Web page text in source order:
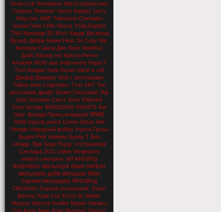
Искусств Интервью http://vsplanet.net/
Серена Shimmer Хаски Харрис Larry
King Live AWF Television Champion
Билли Ганн CNN Nexus Уэйд Баррет
TNA Команда 3D Мэтт Харди Десмонд
Вульф Дебра Кевин Неш Эл Сноу Мр.
Кеннеди Самоа Джо Винс МакМэн
Дэйв Лагана nxt Кристи Риччи
Алоизия ROH aaa main-event ImpacT
Пол Лондон Халк Хоган hell in a cell
Джефф Джаррет Бой с лестницаии
Чайна кино Legendary Тэзз 24/7 Топ
рестлеров драфт Гигант Гонзсалес Rip
Шон Уолтман Скотт Холл Юбилей
Лэнс Шторм BRAGGING RIGHTS Биг
Шоу Фредди Принц младший WWE
RAW король ринга Синяя Гроза Awf
Vintage Народный выбор Угроза Грозы
Быдло Рей травмы Букер Т Био
vintage Эдж Коди Роудс отстранения
Син Кара 2011 online Vengeance
whatch смотреть art wresling
federation мельсера dave meltzer
мельзера дэйв мельцер Won
оценки мельцера Wrestling
Observer Оценка отыгрышей.
Divas
Винтер Katie Lea Кэтти Ли Winter
Maryse Maryse Ouellet Марис Kanako
Urai Kana Кана Крис Мастерс Брутус